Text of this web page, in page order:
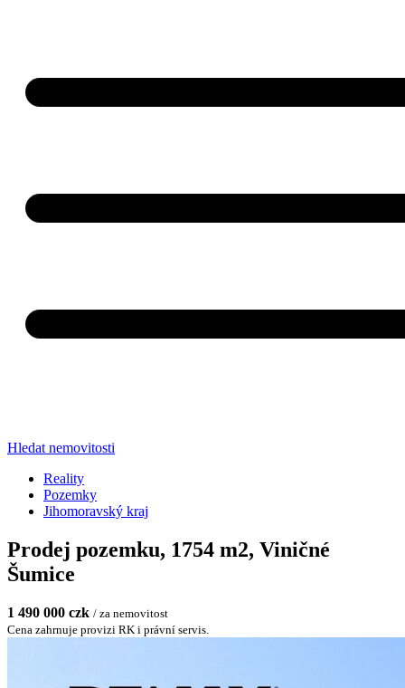
Hledat nemovitosti
Reality
Pozemky
Jihomoravský kraj
Prodej pozemku, 1754 m2, Viničné
Šumice
1 490 000 czk / za nemovitost
Cena zahrnuje provizi RK i právní servis.